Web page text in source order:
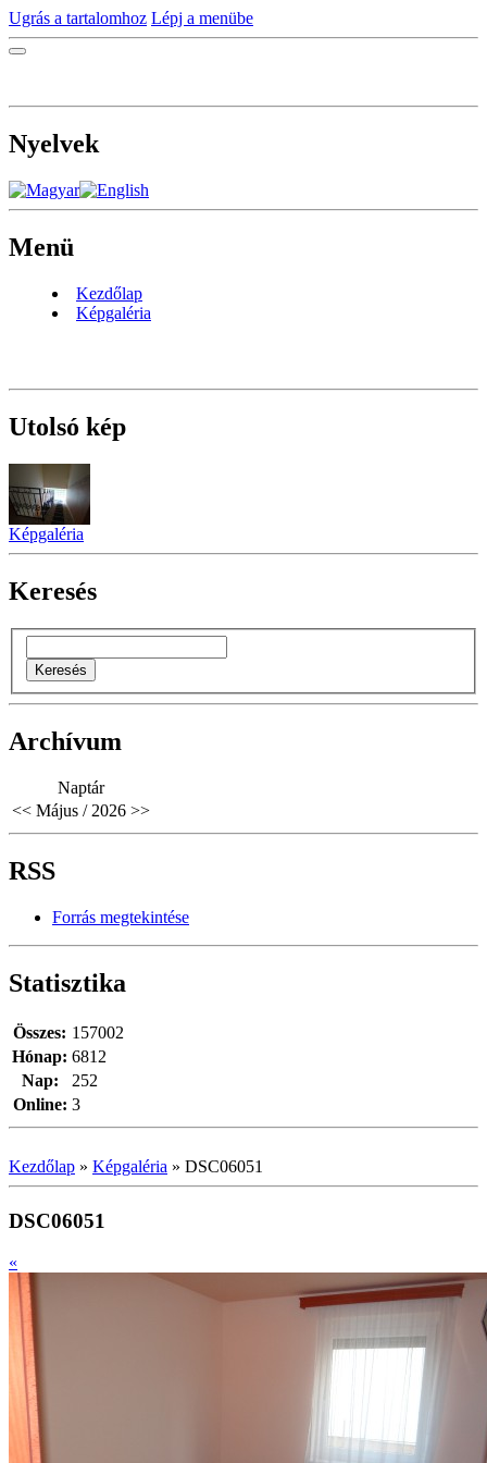
Ugrás a tartalomhoz Lépj a menübe
Nyelvek
Menü
Kezdőlap
Képgaléria
Utolsó kép
Képgaléria
Keresés
Archívum
Naptár
<< Május / 2026 >>
RSS
Forrás megtekintése
Statisztika
Online: 3
Összes: 157002
Hónap: 6812
Nap:
252
Kezdőlap » Képgaléria » DSC06051
DSC06051
«